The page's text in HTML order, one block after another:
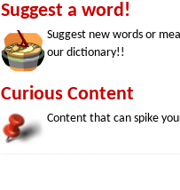
Suggest a word!
Suggest new words or
our dictionary!!
Curious Content
Content that can spike